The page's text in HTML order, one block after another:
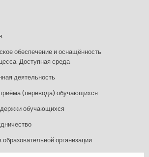
обеспечение и оснащённость
Доступная среда
деятельность
(перевода) обучающихся
обучающихся
организации